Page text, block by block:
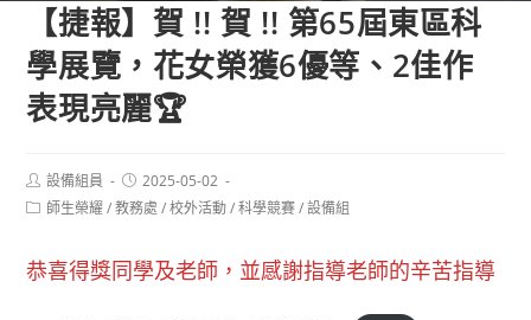
【捷報】賀 !! 賀 !! 第65屆東區科
學展覽，花女榮獲6優等、2佳作
表現亮麗🏆
Post
author:
設備組員
Post
published:
2025-05-02
Post師生榮耀 / 教務處 / 校外活動 / 科學競賽 / 設備組
恭喜得獎同學及老師，並感謝指導老師的辛苦指導